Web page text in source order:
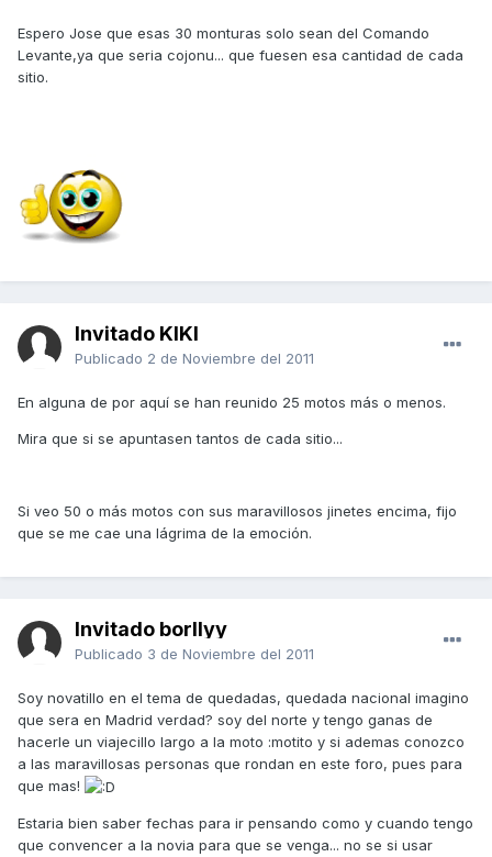
Espero Jose que esas 30 monturas solo sean del Comando
Levante,ya que seria cojonu... que fuesen esa cantidad de cada
sitio.
Invitado KIKI
Publicado 2 de Noviembre del 2011
En alguna de por aquí se han reunido 25 motos más o menos.
Mira que si se apuntasen tantos de cada sitio...
Si veo 50 o más motos con sus maravillosos jinetes encima, fijo
que se me cae una lágrima de la emoción.
Invitado borllyy
Publicado 3 de Noviembre del 2011
Soy novatillo en el tema de quedadas, quedada nacional imagino
que sera en Madrid verdad? soy del norte y tengo ganas de
hacerle un viajecillo largo a la moto :motito y si ademas conozco
a las maravillosas personas que rondan en este foro, pues para
que mas!
Estaria bien saber fechas para ir pensando como y cuando tengo
que convencer a la novia para que se venga... no se si usar